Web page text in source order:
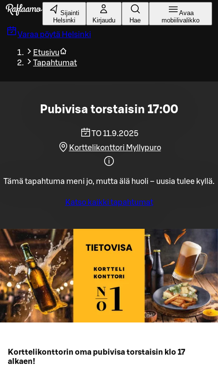
Siirry pääsisältöön
Sijainti
Helsinki
Kirjaudu Hae
Avaa
mobiilivalikko
Varaa pöytä Helsinki
Etusivu
Tapahtumat
Pubivisa torstaisin 17:00
TO 11.9.2025
Korttelikonttori Myllypuro
Tämä tapahtuma meni jo, mutta älä huoli – uusia tulee kyllä.
Katso kaikki tapahtumat
Korttelikonttorin oma pubivisa torstaisin klo 17
alkaen!